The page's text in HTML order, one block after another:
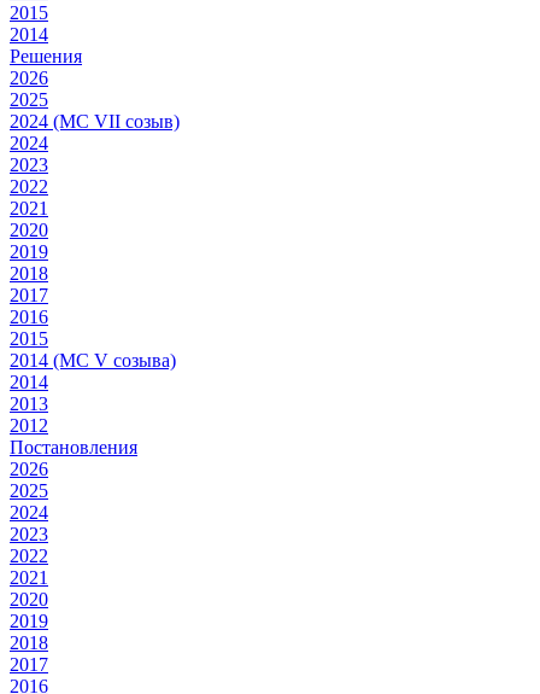
2015
2014
Решения
2026
2025
2024 (МС VII созыв)
2024
2023
2022
2021
2020
2019
2018
2017
2016
2015
2014 (МС V созыва)
2014
2013
2012
Постановления
2026
2025
2024
2023
2022
2021
2020
2019
2018
2017
2016